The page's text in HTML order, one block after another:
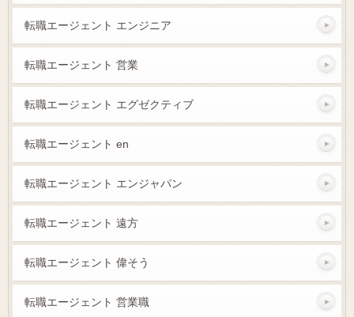
転職エージェント エンジニア
転職エージェント 営業
転職エージェント エグゼクティブ
転職エージェント en
転職エージェント エンジャパン
転職エージェント 遠方
転職エージェント 偉そう
転職エージェント 営業職